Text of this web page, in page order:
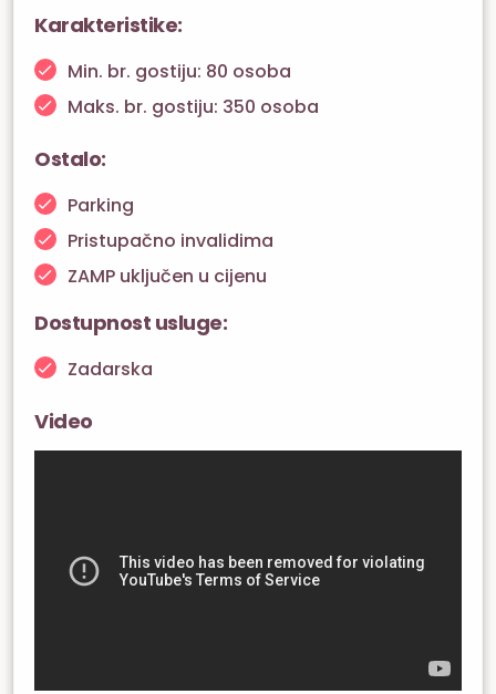
Karakteristike:
Min. br. gostiju: 80 osoba
Maks. br. gostiju: 350 osoba
Ostalo:
Parking
Pristupačno invalidima
ZAMP uključen u cijenu
Dostupnost usluge:
Zadarska
Video